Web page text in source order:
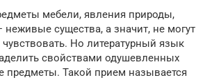
мебели, явления природы,
существа, а значит, не могут
чувствовать. Но литературный язык
свойствами одушевленных
предметы. Такой прием называется